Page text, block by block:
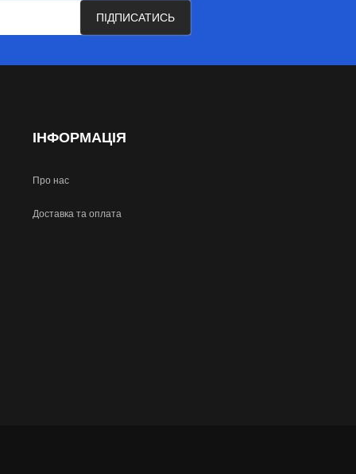
ПІДПИСАТИСЬ
ІНФОРМАЦІЯ
Про нас
Доставка та оплата